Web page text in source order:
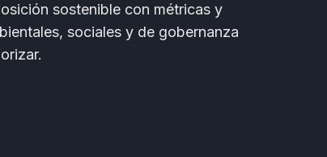
sostenible con métricas y
sociales y de gobernanza